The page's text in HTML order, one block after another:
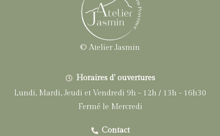
© Atelier Jasmin
Horaires d' ouvertures
Lundi, Mardi, Jeudi et Vendredi 9h - 12h / 13h - 16h30
Fermé le Mercredi
Contact